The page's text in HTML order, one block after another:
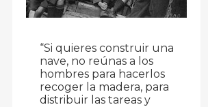
“Si quieres construir una
nave, no reúnas a los
hombres para hacerlos
recoger la madera, para
distribuir las tareas y